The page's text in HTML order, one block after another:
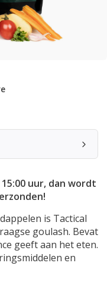
uur, dan wordt
is Tactical
goulash. Bevat
geeft aan het eten.
en